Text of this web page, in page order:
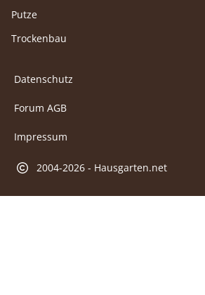
Putze
Trockenbau
Datenschutz
Forum AGB
Impressum
2004-2026 - Hausgarten.net